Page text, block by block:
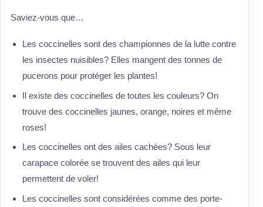
Saviez-vous que…
Les coccinelles sont des championnes de la lutte contre
les insectes nuisibles? Elles mangent des tonnes de
pucerons pour protéger les plantes!
Il existe des coccinelles de toutes les couleurs? On
trouve des coccinelles jaunes, orange, noires et même
roses!
Les coccinelles ont des ailes cachées? Sous leur
carapace colorée se trouvent des ailes qui leur
permettent de voler!
Les coccinelles sont considérées comme des porte-